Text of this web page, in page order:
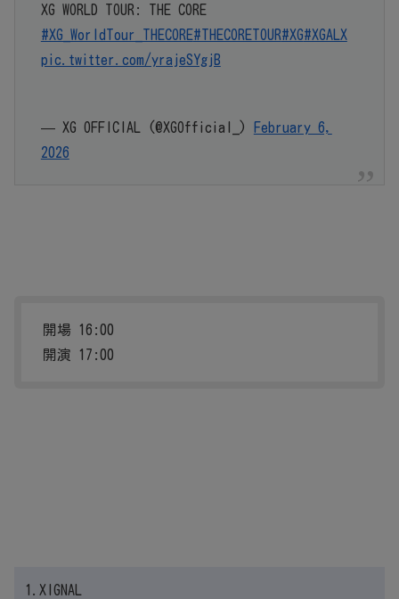
XG WORLD TOUR: THE CORE
#XG_WorldTour_THECORE#THECORETOUR#XG#XGALX
pic.twitter.com/yrajeSYgjB
— XG OFFICIAL (@XGOfficial_)
February 6,
2026
開場 16:00
開演 17:00
1.XIGNAL